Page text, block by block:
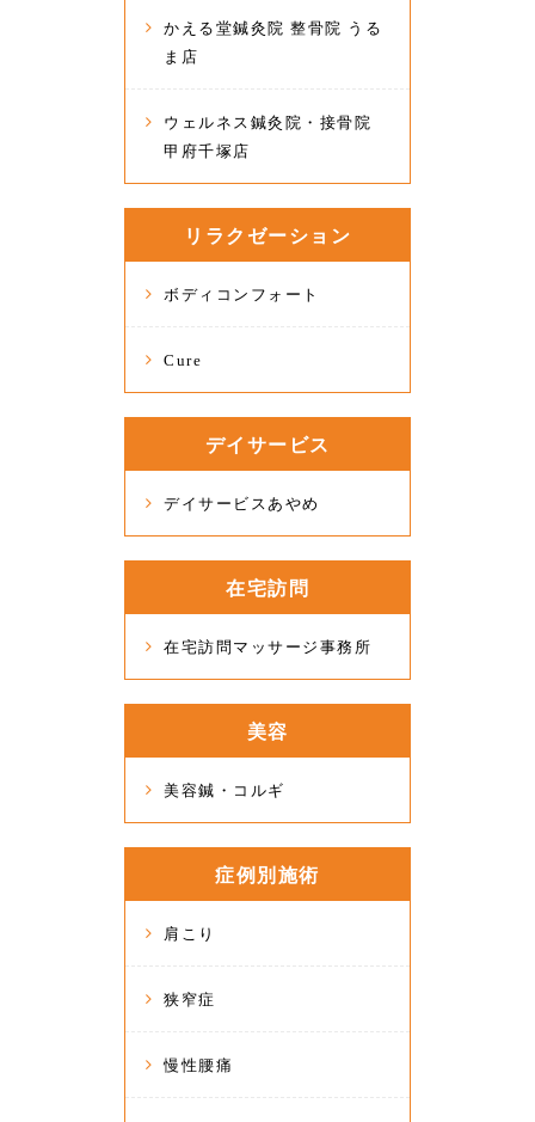
かえる堂鍼灸院 整骨院 うる
ま店
ウェルネス鍼灸院・接骨院
甲府千塚店
リラクゼーション
ボディコンフォート
Cure
デイサービス
デイサービスあやめ
在宅訪問
在宅訪問マッサージ事務所
美容
美容鍼・コルギ
症例別施術
肩こり
狭窄症
慢性腰痛